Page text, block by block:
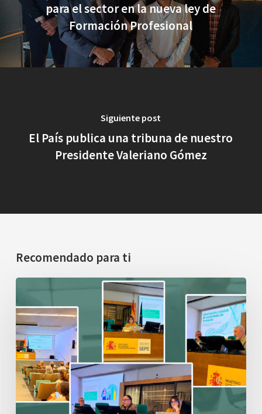
para el sector en la nueva ley de
Formación Profesional
Siguiente post
El País publica una tribuna de nuestro
Presidente Valeriano Gómez
Recomendado para ti
jornada
de
formación
“Observación
y
análisis